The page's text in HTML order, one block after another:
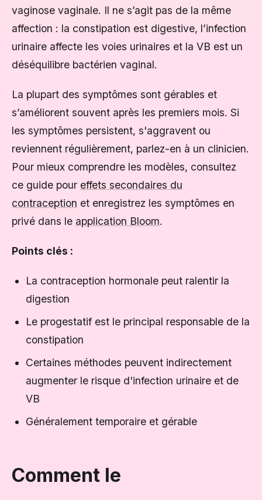
vaginose vaginale. Il ne s’agit pas de la même
affection : la constipation est digestive, l’infection
urinaire affecte les voies urinaires et la VB est un
déséquilibre bactérien vaginal.
La plupart des symptômes sont gérables et
s’améliorent souvent après les premiers mois. Si
les symptômes persistent, s'aggravent ou
reviennent régulièrement, parlez-en à un clinicien.
Pour mieux comprendre les modèles, consultez
ce guide pour effets secondaires du
contraception et enregistrez les symptômes en
privé dans le application Bloom.
Points clés :
La contraception hormonale peut ralentir la
digestion
Le progestatif est le principal responsable de la
constipation
Certaines méthodes peuvent indirectement
augmenter le risque d'infection urinaire et de
VB
Généralement temporaire et gérable
Comment le